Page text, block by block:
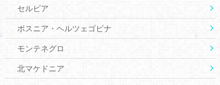
セルビア
ボスニア・ヘルツェゴビナ
モンテネグロ
北マケドニア